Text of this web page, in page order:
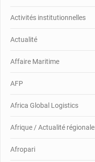
Activités institutionnelles
Actualité
Affaire Maritime
AFP
Africa Global Logistics
Afrique / Actualité régionale
Afropari